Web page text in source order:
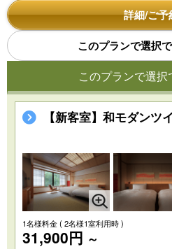
詳細/ご予
このプランで選択
このプランで選
【新客室】和モダンツ
1名様料金( 2名様1室利用時 )
31,900円 ～